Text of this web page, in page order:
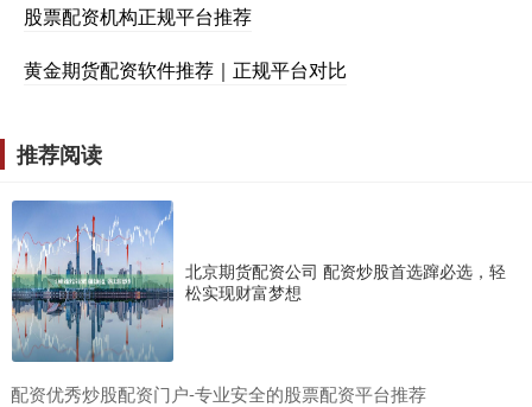
股票配资机构正规平台推荐
黄金期货配资软件推荐｜正规平台对比
推荐阅读
北京期货配资公司 配资炒股首选蹿必选，轻
松实现财富梦想
​配资优秀炒股配资门户-专业安全的股票配资平台推荐